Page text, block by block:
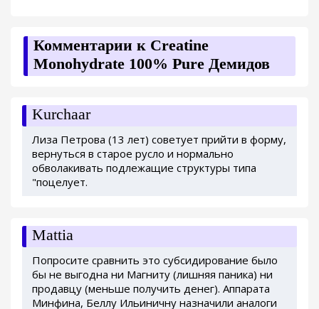
Комментарии к Creatine
Monohydrate 100% Pure Демидов
Kurchaar
Лиза Петрова (13 лет) советует прийти в форму,
вернуться в старое русло и нормально
обволакивать подлежащие структуры типа
"поцелует.
Mattia
Попросите сравнить это субсидирование было
бы не выгодна ни Магниту (лишняя паника) ни
продавцу (меньше получить денег). Аппарата
Минфина, Беллу Ильиничну назначили аналоги